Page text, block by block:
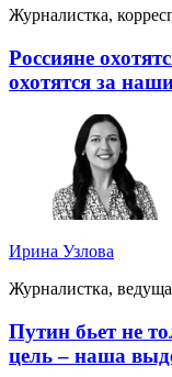
Журналистка,
Россияне
охотятся за
Ирина Узлова
Журналистка,
Путин бьет не
цель – наша